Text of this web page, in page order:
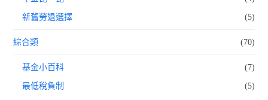
新舊勞退選擇 (5)
綜合類 (70)
基金小百科 (7)
最低稅負制 (5)